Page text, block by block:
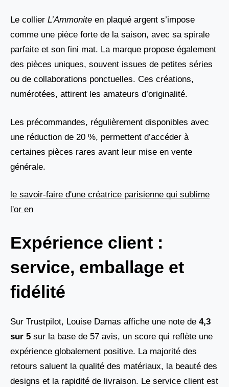
Le collier L’Ammonite en plaqué argent s’impose
comme une pièce forte de la saison, avec sa spirale
parfaite et son fini mat. La marque propose également
des pièces uniques, souvent issues de petites séries
ou de collaborations ponctuelles. Ces créations,
numérotées, attirent les amateurs d’originalité.
Les précommandes, régulièrement disponibles avec
une réduction de 20 %, permettent d’accéder à
certaines pièces rares avant leur mise en vente
générale.
le savoir-faire d'une créatrice parisienne qui sublime
l'or en
Expérience client :
service, emballage et
fidélité
Sur Trustpilot, Louise Damas affiche une note de 4,3
sur 5 sur la base de 57 avis, un score qui reflète une
expérience globalement positive. La majorité des
retours saluent la qualité des matériaux, la beauté des
designs et la rapidité de livraison. Le service client est